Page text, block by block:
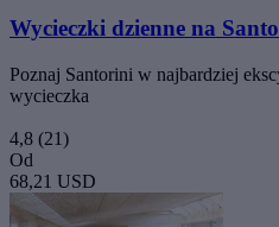
Wycieczki dzienne na
Poznaj Santorini w najbardziej
wycieczka
4,8 (21)
Od
68,21 USD